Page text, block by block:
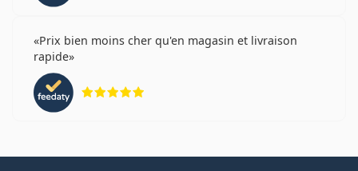
Prix bien moins cher qu'en magasin et livraison
rapide